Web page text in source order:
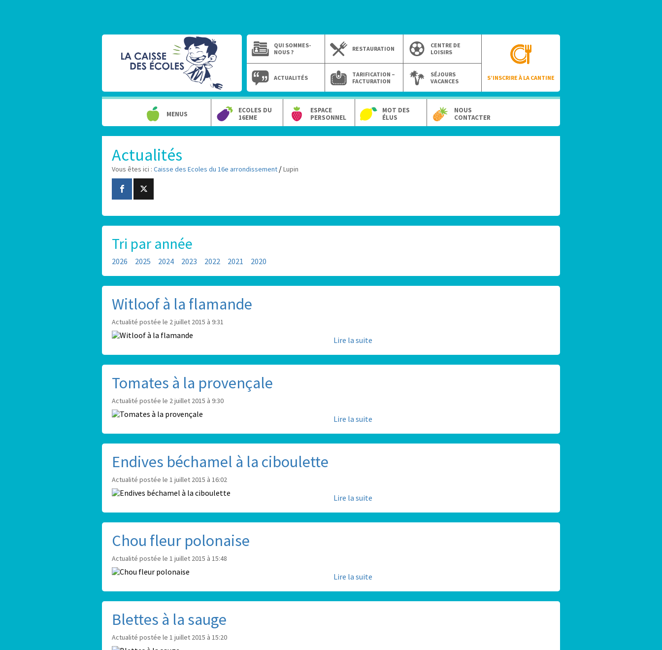
QUI SOMMES-
NOUS ?
RESTAURATION
CENTRE DE
LOISIRS
S’INSCRIRE À LA CANTINE
ACTUALITÉS
TARIFICATION –
FACTURATION
SÉJOURS
VACANCES
MENUS
ECOLES DU
16EME
ESPACE
PERSONNEL
MOT DES
ÉLUS
NOUS
CONTACTER
Actualités
Vous êtes ici : Caisse des Ecoles du 16e arrondissement /Lupin
Tri par année
2026 2025 2024 2023 2022 2021 2020
Witloof à la flamande
Actualité postée le 2 juillet 2015 à 9:31
Lire la suite
Tomates à la provençale
Actualité postée le 2 juillet 2015 à 9:30
Lire la suite
Endives béchamel à la ciboulette
Actualité postée le 1 juillet 2015 à 16:02
Lire la suite
Chou fleur polonaise
Actualité postée le 1 juillet 2015 à 15:48
Lire la suite
Blettes à la sauge
Actualité postée le 1 juillet 2015 à 15:20